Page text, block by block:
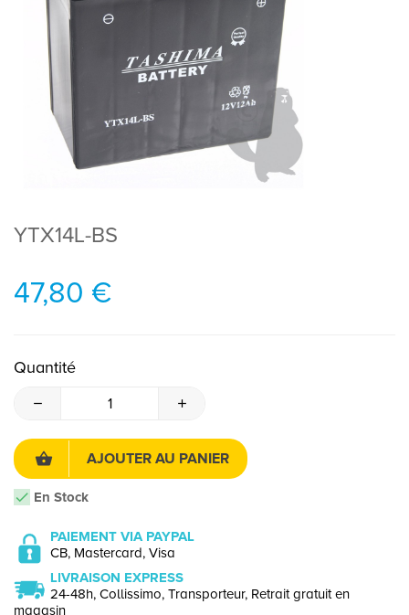
YTX14L-BS
47,80 €
Quantité
AJOUTER AU PANIER
En Stock
PAIEMENT VIA PAYPAL
CB, Mastercard, Visa
LIVRAISON EXPRESS
24-48h, Collissimo, Transporteur, Retrait gratuit en
magasin